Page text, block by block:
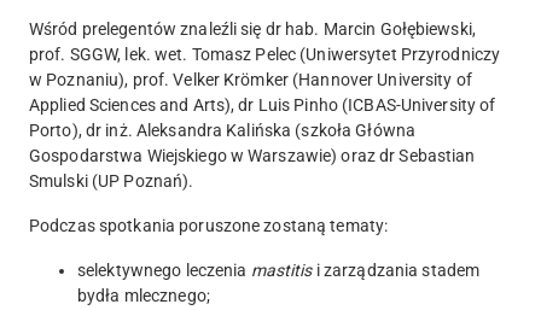
Wśród prelegentów znaleźli się dr hab. Marcin Gołębiewski,
prof. SGGW, lek. wet. Tomasz Pelec (Uniwersytet Przyrodniczy
w Poznaniu), prof.Velker Krömker(Hannover University of
Applied Sciences and Arts), dr Luis Pinho(ICBAS-University of
Porto), dr inż. Aleksandra Kalińska (szkoła Główna
Gospodarstwa Wiejskiego w Warszawie) oraz drSebastian
Smulski(UP Poznań).
Podczas spotkania poruszone zostaną tematy:
selektywnego leczenia mastitisi zarządzania stadem
bydła mlecznego;